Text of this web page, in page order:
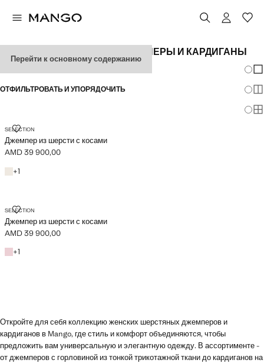
Перейти к основному содержанию
ЖЕНСКИЕ ШЕРСТЯНЫЕ ДЖЕМПЕРЫ И КАРДИГАНЫ
ОТФИЛЬТРОВАТЬ И УПОРЯДОЧИТЬ
SELECTION
Джемпер из шерсти с косами
ДЖЕМПЕР ИЗ ШЕРСТИ С КОСАМИ
Текущая цена [AMD 39 900,00 ]
AMD 39 900,00
Экрю
+1
+1 цвет
SELECTION
Джемпер из шерсти с косами
ДЖЕМПЕР ИЗ ШЕРСТИ С КОСАМИ
Текущая цена [AMD 39 900,00 ]
AMD 39 900,00
Розовый
+1
+1 цвет
Откройте для себя коллекцию женских шерстяных джемперов и
кардиганов в Mango, где стиль и комфорт объединяются, чтобы
предложить вам универсальную и элегантную одежду. В ассортименте -
от джемперов с горловиной из тонкой трикотажной ткани до кардиганов на